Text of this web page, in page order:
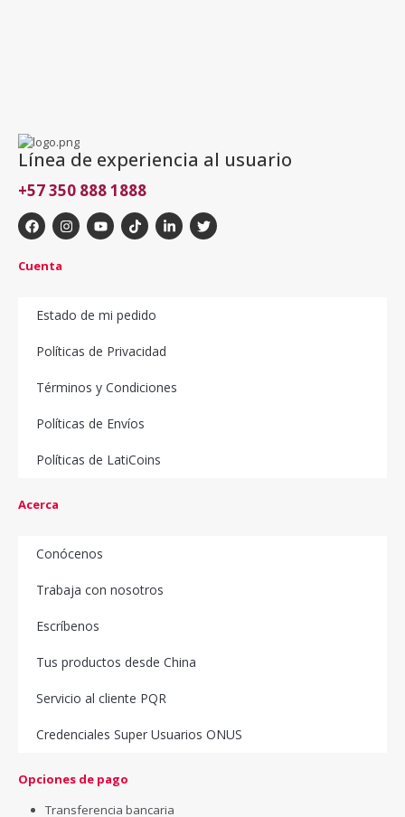
Línea de experiencia al usuario
+57 350 888 1888
Cuenta
Estado de mi pedido
Políticas de Privacidad
Términos y Condiciones
Políticas de Envíos
Políticas de LatiCoins
Acerca
Conócenos
Trabaja con nosotros
Escríbenos
Tus productos desde China
Servicio al cliente PQR
Credenciales Super Usuarios ONUS
Opciones de pago
Transferencia bancaria